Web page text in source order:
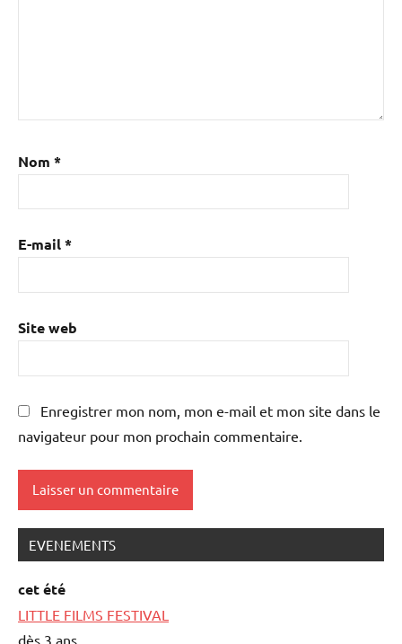
Nom *
E-mail*
Site web
Enregistrer mon nom, mon e-mail et mon site dans le
navigateur pour mon prochain commentaire.
EVENEMENTS
cet été
LITTLE FILMS FESTIVAL
dès 3 ans